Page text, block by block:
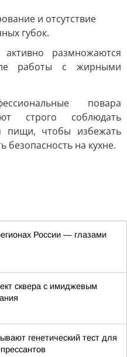
и отсутствие
губок.
размножаются
работы с жирными
повара
строго соблюдать
пищи, чтобы избежать
безопасность на кухне.
России — глазами
сквера с имиджевым
генетический тест для